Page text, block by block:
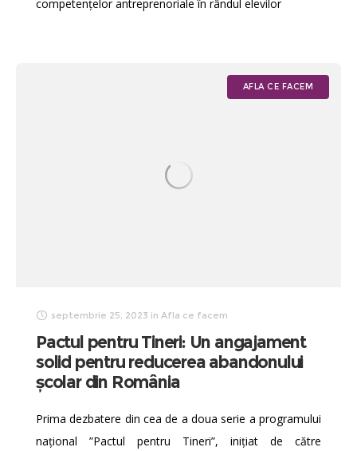
competențelor antreprenoriale în rândul elevilor
AFLA CE FACEM
septembrie 25, 2023 in Afla ce facem
Pactul pentru Tineri: Un angajament
solid pentru reducerea abandonului
școlar din România
Prima dezbatere din cea de a doua serie a programului
național ”Pactul pentru Tineri”, inițiat de către